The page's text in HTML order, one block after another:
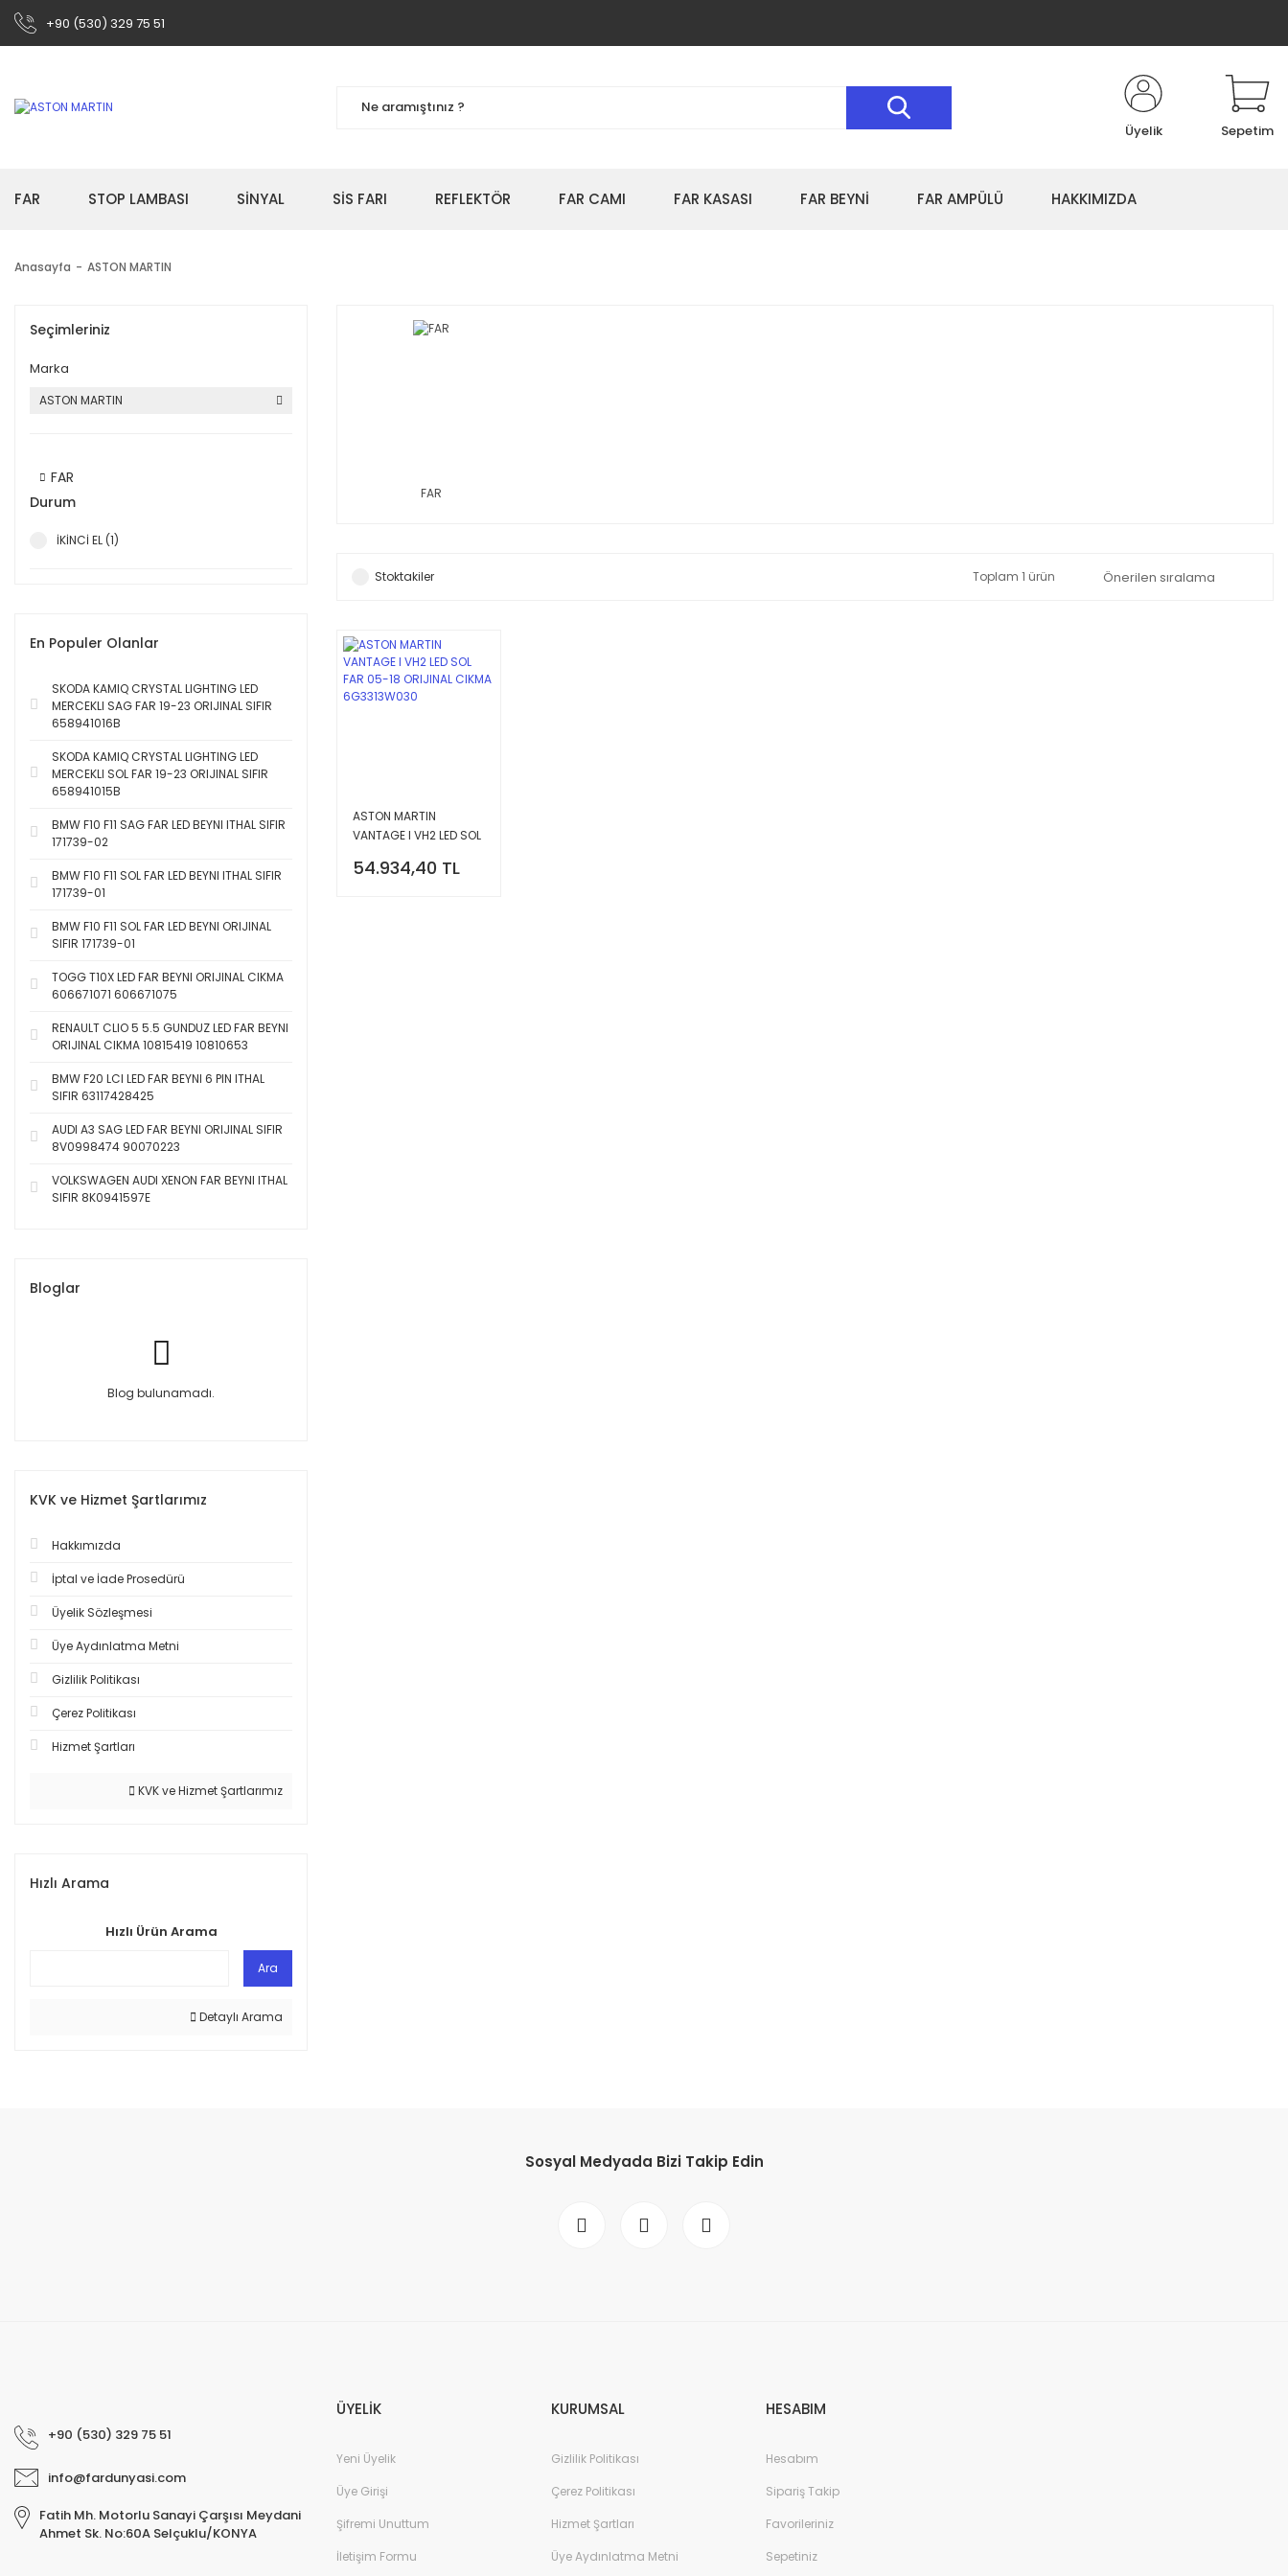
+90 (530) 329 75 51
Üyelik Sepetim
FAR STOP LAMBASI SİNYAL SİS FARI REFLEKTÖR FAR CAMI FAR KASASI FAR BEYNİ FAR AMPÜLÜ HAKKIMIZDA
Anasayfa ASTON MARTIN
Seçimleriniz
Marka
ASTON MARTIN
FAR
Durum
İKİNCİ EL (1)
En Populer Olanlar
SKODA KAMIQ CRYSTAL LIGHTING LED
MERCEKLI SAG FAR 19-23 ORIJINAL SIFIR
658941016B
SKODA KAMIQ CRYSTAL LIGHTING LED
MERCEKLI SOL FAR 19-23 ORIJINAL SIFIR
658941015B
BMW F10 F11 SAG FAR LED BEYNI ITHAL SIFIR
171739-02
BMW F10 F11 SOL FAR LED BEYNI ITHAL SIFIR
171739-01
BMW F10 F11 SOL FAR LED BEYNI ORIJINAL
SIFIR 171739-01
TOGG T10X LED FAR BEYNI ORIJINAL CIKMA
606671071 606671075
RENAULT CLIO 5 5.5 GUNDUZ LED FAR BEYNI
ORIJINAL CIKMA 10815419 10810653
BMW F20 LCI LED FAR BEYNI 6 PIN ITHAL
SIFIR 63117428425
AUDI A3 SAG LED FAR BEYNI ORIJINAL SIFIR
8V0998474 90070223
VOLKSWAGEN AUDI XENON FAR BEYNI ITHAL
SIFIR 8K0941597E
Bloglar
Blog bulunamadı.
KVK ve Hizmet Şartlarımız
Hakkımızda
İptal ve İade Prosedürü
Üyelik Sözleşmesi
Üye Aydınlatma Metni
Gizlilik Politikası
Çerez Politikası
Hizmet Şartları
KVK ve Hizmet Şartlarımız
Hızlı Arama
Hızlı Ürün Arama
Ara
Detaylı Arama
FAR
Stoktakiler Toplam 1 ürün
ASTON MARTIN
VANTAGE I VH2 LED SOL
CIKMA 6G3313W030
54.934,40 TL
Sosyal Medyada Bizi Takip Edin
+90 (530) 329 75 51
info@fardunyasi.com
Fatih Mh. Motorlu Sanayi Çarşısı Meydani
Ahmet Sk. No:60A Selçuklu/KONYA
ÜYELİK
Yeni Üyelik
Üye Girişi
Şifremi Unuttum
İletişim Formu
KURUMSAL
Gizlilik Politikası
Çerez Politikası
Hizmet Şartları
Üye Aydınlatma Metni
HESABIM
Hesabım
Sipariş Takip
Favorileriniz
Sepetiniz